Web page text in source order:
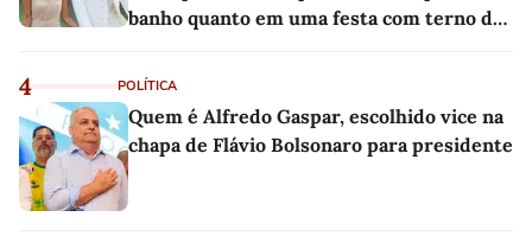
banho quanto em uma festa com terno de
4 POLÍTICA
Quem é Alfredo Gaspar, escolhido vice na
chapa de Flávio Bolsonaro para presidente